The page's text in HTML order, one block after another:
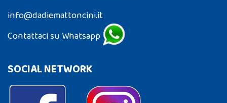
info@dadiemattoncini.it
Contattaci su Whatsapp
SOCIAL NETWORK